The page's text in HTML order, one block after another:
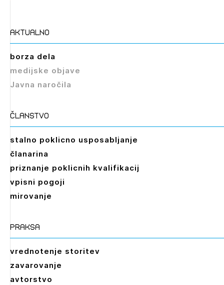
aktualno
borza dela
medijske objave
Javna naročila
članstvo
stalno poklicno usposabljanje
članarina
priznanje poklicnih kvalifikacij
vpisni pogoji
mirovanje
praksa
vrednotenje storitev
zavarovanje
avtorstvo